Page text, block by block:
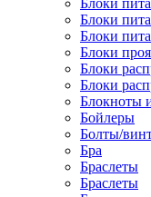
Блоки
Блоки
Блоки
Блоки
Блоки
Блокноты
Бойлеры
Болты/
Бра
Браслеты
Браслеты